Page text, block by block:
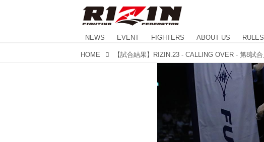
NEWS EVENT FIGHTERS ABOUT US RULES
HOME